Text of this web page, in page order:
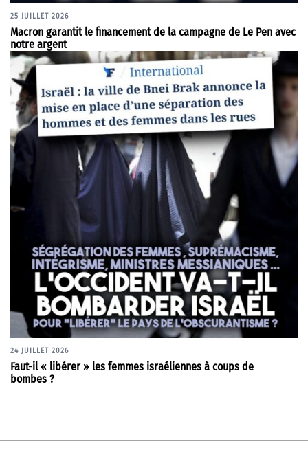
25 JUILLET 2026
Macron garantit le financement de la campagne de Le Pen avec
notre argent
24 JUILLET 2026
Faut-il « libérer » les femmes israéliennes à coups de
bombes ?